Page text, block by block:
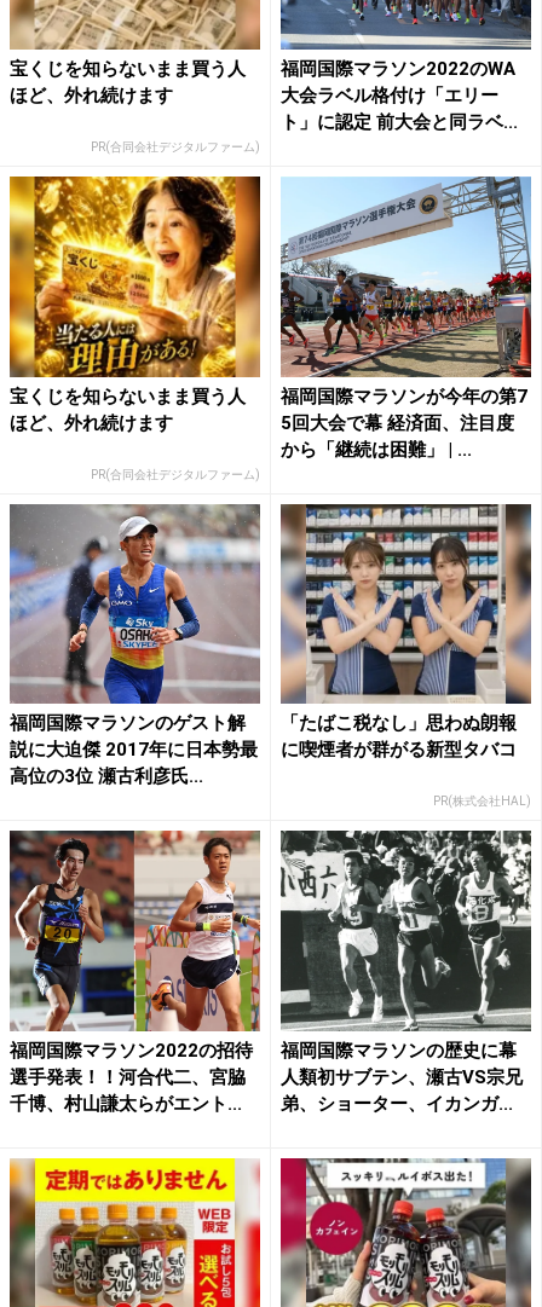
宝くじを知らないまま買う人
ほど、外れ続けます
PR(合同会社デジタルファーム)
福岡国際マラソン2022のWA
大会ラベル格付け「エリー
ト」に認定 前大会と同ラベ...
宝くじを知らないまま買う人
ほど、外れ続けます
PR(合同会社デジタルファーム)
福岡国際マラソンが今年の第7
5回大会で幕 経済面、注目度
から「継続は困難」 | ...
福岡国際マラソンのゲスト解
説に大迫傑 2017年に日本勢最
高位の3位 瀬古利彦氏...
「たばこ税なし」思わぬ朗報
に喫煙者が群がる新型タバコ
PR(株式会社HAL)
福岡国際マラソン2022の招待
選手発表！！河合代二、宮脇
千博、村山謙太らがエント...
福岡国際マラソンの歴史に幕
人類初サブテン、瀬古VS宗兄
弟、ショーター、イカンガ...